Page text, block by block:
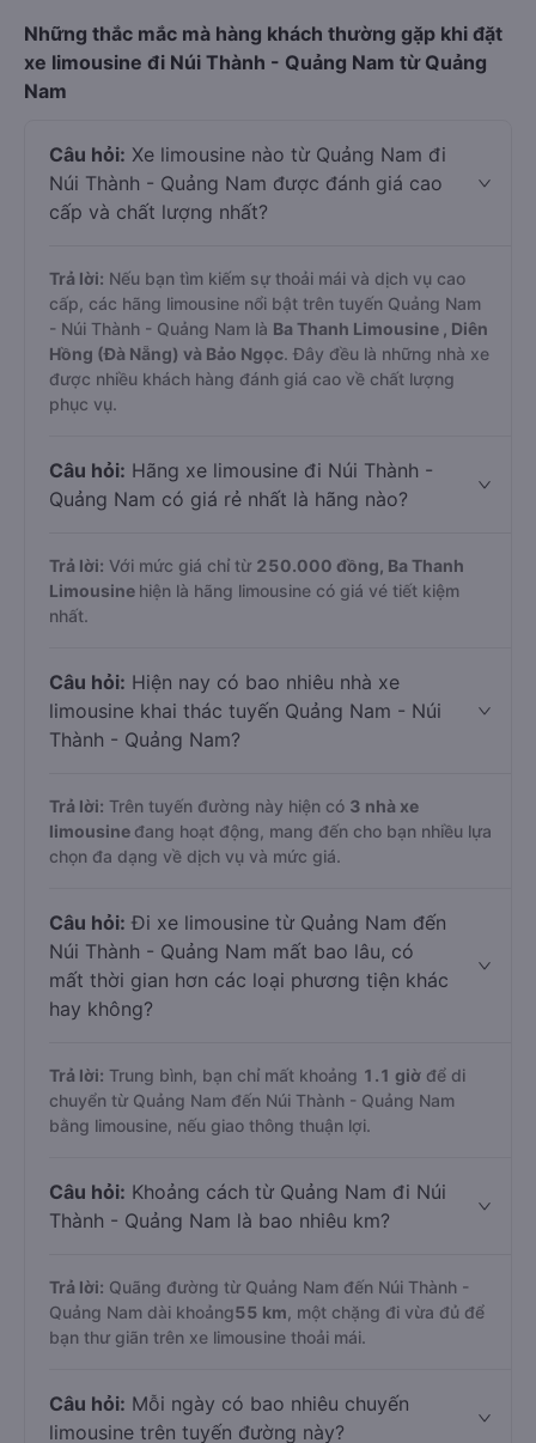
Những thắc mắc mà hàng khách thường gặp khi đặt
xe limousine đi Núi Thành - Quảng Nam từ Quảng
Nam
Câu hỏi: Xe limousine nào từ Quảng Nam đi
Núi Thành - Quảng Nam được đánh giá cao
cấp và chất lượng nhất?
Trả lời: Nếu bạn tìm kiếm sự thoải mái và dịch vụ cao
cấp, các hãng limousine nổi bật trên tuyến Quảng Nam
- Núi Thành - Quảng Nam là Ba Thanh Limousine , Diên
Hồng (Đà Nẵng) và Bảo Ngọc. Đây đều là những nhà xe
được nhiều khách hàng đánh giá cao về chất lượng
phục vụ.
Câu hỏi: Hãng xe limousine đi Núi Thành -
Quảng Nam có giá rẻ nhất là hãng nào?
Trả lời: Với mức giá chỉ từ 250.000 đồng, Ba Thanh
Limousine hiện là hãng limousine có giá vé tiết kiệm
nhất.
Câu hỏi: Hiện nay có bao nhiêu nhà xe
limousine khai thác tuyến Quảng Nam - Núi
Thành - Quảng Nam?
Trả lời: Trên tuyến đường này hiện có 3 nhà xe
limousine đang hoạt động, mang đến cho bạn nhiều lựa
chọn đa dạng về dịch vụ và mức giá.
Câu hỏi: Đi xe limousine từ Quảng Nam đến
Núi Thành - Quảng Nam mất bao lâu, có
mất thời gian hơn các loại phương tiện khác
hay không?
Trả lời: Trung bình, bạn chỉ mất khoảng 1.1 giờ để di
chuyển từ Quảng Nam đến Núi Thành - Quảng Nam
bằng limousine, nếu giao thông thuận lợi.
Câu hỏi: Khoảng cách từ Quảng Nam đi Núi
Thành - Quảng Nam là bao nhiêu km?
Trả lời: Quãng đường từ Quảng Nam đến Núi Thành -
Quảng Nam dài khoảng55 km , một chặng đi vừa đủ để
bạn thư giãn trên xe limousine thoải mái.
Câu hỏi: Mỗi ngày có bao nhiêu chuyến
limousine trên tuyến đường này?